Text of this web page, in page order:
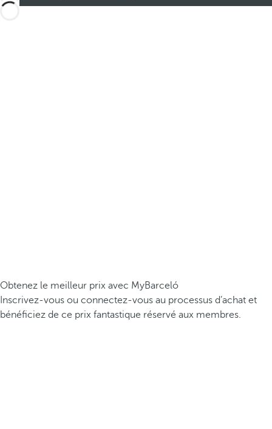
Obtenez le meilleur prix avec MyBarceló
Inscrivez-vous ou connectez-vous au processus d’achat et
bénéficiez de ce prix fantastique réservé aux membres.